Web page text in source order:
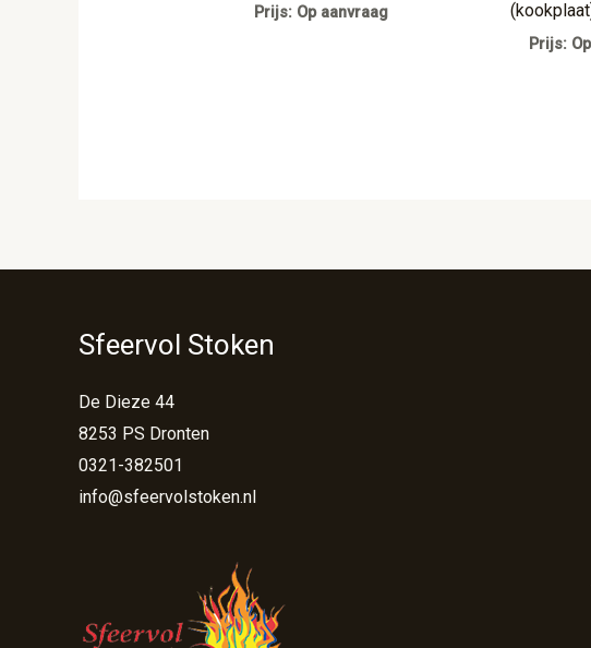
Prijs: Op aanvraag
Prijs:
Sfeervol Stoken
De Dieze 44
8253 PS Dronten
0321-382501
info@sfeervolstoken.nl